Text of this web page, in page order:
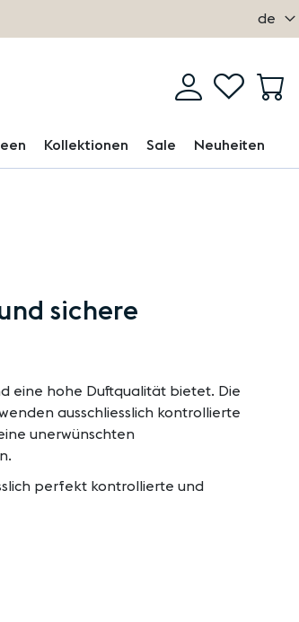
de
Mein
Konto
Einloggen
My
Wishlist
Kollektionen Sale Neuheiten
sichere
eine hohe Duftqualität bietet. Die
ausschliesslich kontrollierte
unerwünschten
perfekt kontrollierte und